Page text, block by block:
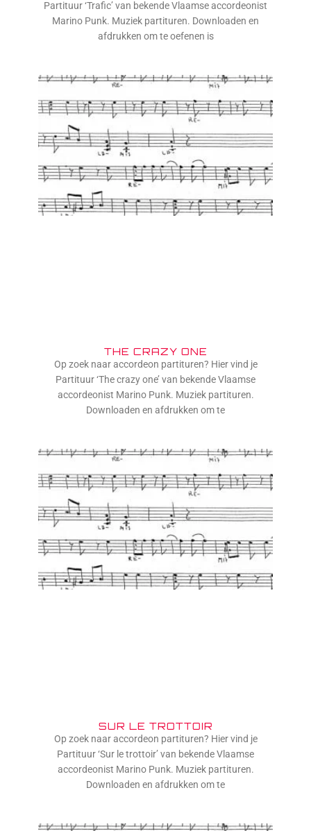
Partituur ‘Trafic’ van bekende Vlaamse accordeonist
Marino Punk. Muziek partituren. Downloaden en
afdrukken om te oefenen is
THE CRAZY ONE
Op zoek naar accordeon partituren? Hier vind je
Partituur ‘The crazy one’ van bekende Vlaamse
accordeonist Marino Punk. Muziek partituren.
Downloaden en afdrukken om te
SUR LE TROTTOIR
Op zoek naar accordeon partituren? Hier vind je
Partituur ‘Sur le trottoir’ van bekende Vlaamse
accordeonist Marino Punk. Muziek partituren.
Downloaden en afdrukken om te